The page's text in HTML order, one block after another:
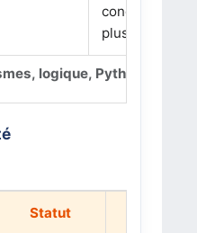
logique, Python et
plus visibles.
Statut